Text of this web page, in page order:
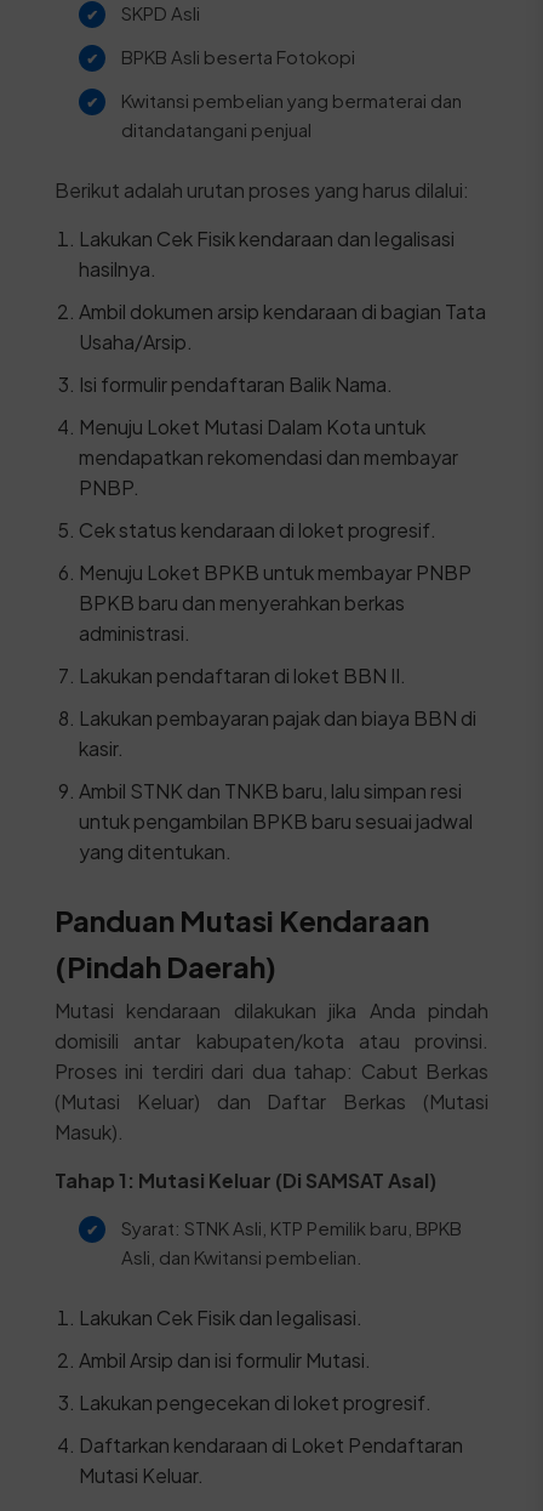
SKPD Asli
BPKB Asli beserta Fotokopi
Kwitansi pembelian yang bermaterai dan
ditandatangani penjual
Berikut adalah urutan proses yang harus dilalui:
Lakukan Cek Fisik kendaraan dan legalisasi
hasilnya.
Ambil dokumen arsip kendaraan di bagian Tata
Usaha/Arsip.
Isi formulir pendaftaran Balik Nama.
Menuju Loket Mutasi Dalam Kota untuk
mendapatkan rekomendasi dan membayar
PNBP.
Cek status kendaraan di loket progresif.
Menuju Loket BPKB untuk membayar PNBP
BPKB baru dan menyerahkan berkas
administrasi.
Lakukan pendaftaran di loket BBN II.
Lakukan pembayaran pajak dan biaya BBN di
kasir.
Ambil STNK dan TNKB baru, lalu simpan resi
untuk pengambilan BPKB baru sesuai jadwal
yang ditentukan.
Panduan Mutasi Kendaraan
(Pindah Daerah)
Mutasi kendaraan dilakukan jika Anda pindah
domisili antar kabupaten/kota atau provinsi.
Proses ini terdiri dari dua tahap: Cabut Berkas
(Mutasi Keluar) dan Daftar Berkas (Mutasi
Masuk).
Tahap 1: Mutasi Keluar (Di SAMSAT Asal)
Syarat: STNK Asli, KTP Pemilik baru, BPKB
Asli, dan Kwitansi pembelian.
Lakukan Cek Fisik dan legalisasi.
Ambil Arsip dan isi formulir Mutasi.
Lakukan pengecekan di loket progresif.
Daftarkan kendaraan di Loket Pendaftaran
Mutasi Keluar.